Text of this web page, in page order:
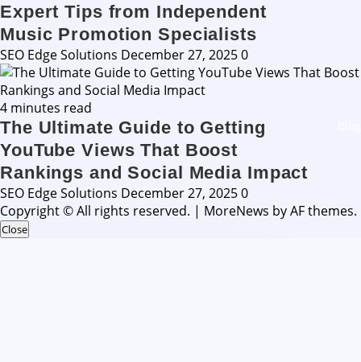
Expert Tips from Independent
Music Promotion Specialists
SEO Edge Solutions December 27, 20250
4 minutes read
The Ultimate Guide to Getting
YouTube Views That Boost
Rankings and Social Media Impact
SEO Edge Solutions December 27, 20250
Copyright © All rights reserved. | MoreNews by AF themes.
Close